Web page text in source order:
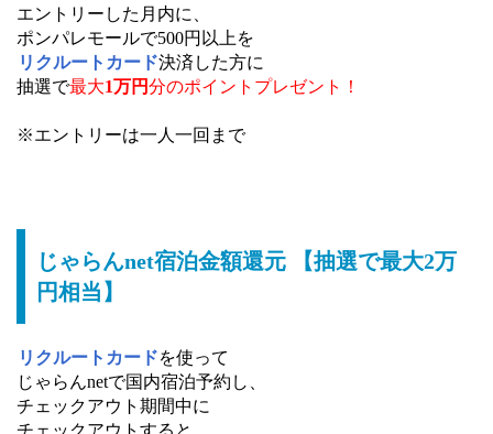
エントリーした月内に、
ポンパレモールで500円以上を
リクルートカード決済した方に
抽選で最大1万円分のポイントプレゼント！
※エントリーは一人一回まで
じゃらんnet宿泊金額還元 【抽選で最大2万
円相当】
リクルートカードを使って
じゃらんnetで国内宿泊予約し、
チェックアウト期間中に